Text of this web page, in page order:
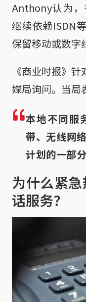
Anthony认为
继续依赖ISDN
保留移动或数字
《商业时报》
媒局询问。当局
本地不同服
带、无线网
计划的一部分
为什么紧
话服务？